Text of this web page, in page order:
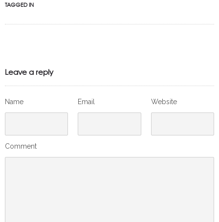
TAGGED IN
Leave a reply
Name Email Website
Comment